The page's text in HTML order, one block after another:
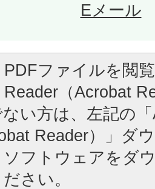
Eメール
PDFファイルを閲
Reader（Acrobat
い方は、左記の
Reader）」ダ
ソフトウェアをダ
さい。